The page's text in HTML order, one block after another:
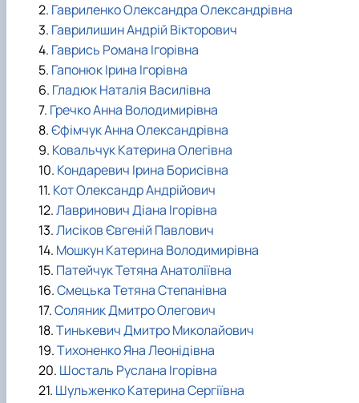
2. Гавриленко Олександра Олександрівна
3. Гаврилишин Андрій Вікторович
4. Гаврись Романа Ігорівна
5. Гапонюк Ірина Ігорівна
6. Гладюк Наталія Василівна
7. Гречко Анна Володимирівна
8.Єфімчук Анна Олександрівна
9. Ковальчук Катерина Олегівна
10. Кондаревич Ірина Борисівна
11. Кот Олександр Андрійович
12.Лавринович Діана Ігорівна
13.Лисіков Євгеній Павлович
14. Мошкун Катерина Володимирівна
15. Патейчук Тетяна Анатоліївна
16.Смецька Тетяна Степанівна
17.Соляник Дмитро Олегович
18.Тинькевич Дмитро Миколайович
19.Тихоненко Яна Леонідівна
20. Шосталь Руслана Ігорівна
21. Шульженко Катерина Сергіївна